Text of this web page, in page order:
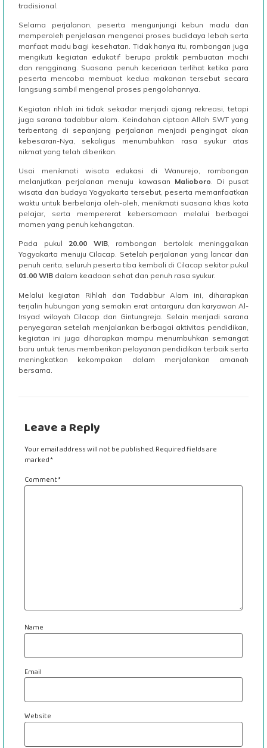
tradisional.
Selama perjalanan, peserta mengunjungi kebun madu dan
memperoleh penjelasan mengenai proses budidaya lebah serta
manfaat madu bagi kesehatan. Tidak hanya itu, rombongan juga
mengikuti kegiatan edukatif berupa praktik pembuatan mochi
dan rengginang. Suasana penuh keceriaan terlihat ketika para
peserta mencoba membuat kedua makanan tersebut secara
langsung sambil mengenal proses pengolahannya.
Kegiatan rihlah ini tidak sekadar menjadi ajang rekreasi, tetapi
juga sarana tadabbur alam. Keindahan ciptaan Allah SWT yang
terbentang di sepanjang perjalanan menjadi pengingat akan
kebesaran-Nya, sekaligus menumbuhkan rasa syukur atas
nikmat yang telah diberikan.
Usai menikmati wisata edukasi di Wanurejo, rombongan
melanjutkan perjalanan menuju kawasan Malioboro . Di pusat
wisata dan budaya Yogyakarta tersebut, peserta memanfaatkan
waktu untuk berbelanja oleh-oleh, menikmati suasana khas kota
pelajar, serta mempererat kebersamaan melalui berbagai
momen yang penuh kehangatan.
Pada pukul 20.00 WIB, rombongan bertolak meninggalkan
Yogyakarta menuju Cilacap. Setelah perjalanan yang lancar dan
penuh cerita, seluruh peserta tiba kembali di Cilacap sekitar pukul
01.00 WIB dalam keadaan sehat dan penuh rasa syukur.
Melalui kegiatan Rihlah dan Tadabbur Alam ini, diharapkan
terjalin hubungan yang semakin erat antarguru dan karyawan Al-
Irsyad wilayah Cilacap dan Gintungreja. Selain menjadi sarana
penyegaran setelah menjalankan berbagai aktivitas pendidikan,
kegiatan ini juga diharapkan mampu menumbuhkan semangat
baru untuk terus memberikan pelayanan pendidikan terbaik serta
meningkatkan kekompakan dalam menjalankan amanah
bersama.
Leave a Reply
Your email address will not be published. Required fields are
marked*
Comment*
Name
Email
Website